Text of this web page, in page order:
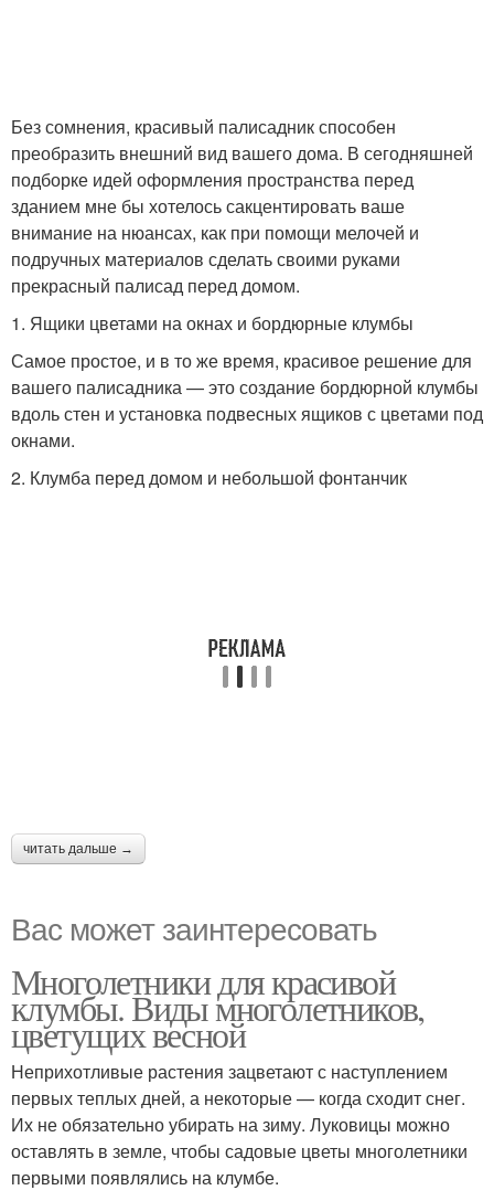
Без сомнения, красивый палисадник способен
преобразить внешний вид вашего дома. В сегодняшней
подборке идей оформления пространства перед
зданием мне бы хотелось сакцентировать ваше
внимание на нюансах, как при помощи мелочей и
подручных материалов сделать своими руками
прекрасный палисад перед домом.
1. Ящики цветами на окнах и бордюрные клумбы
Самое простое, и в то же время, красивое решение для
вашего палисадника — это создание бордюрной клумбы
вдоль стен и установка подвесных ящиков с цветами под
окнами.
2. Клумба перед домом и небольшой фонтанчик
читать дальше →
Вас может заинтересовать
Многолетники для красивой
клумбы. Виды многолетников,
цветущих весной
Неприхотливые растения зацветают с наступлением
первых теплых дней, а некоторые — когда сходит снег.
Их не обязательно убирать на зиму. Луковицы можно
оставлять в земле, чтобы садовые цветы многолетники
первыми появлялись на клумбе.